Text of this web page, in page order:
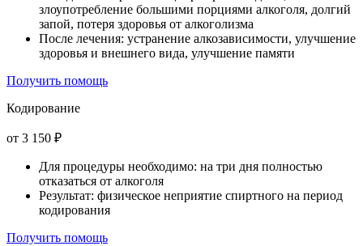
злоупотребление большими порциями алкоголя, долгий
запой, потеря здоровья от алкоголизма
После лечения: устранение алкозависимости, улучшение
здоровья и внешнего вида, улучшение памяти
Получить помощь
Кодирование
от 3 150 ₽
Для процедуры необходимо: на три дня полностью
отказаться от алкоголя
Результат: физическое неприятие спиртного на период
кодирования
Получить помощь